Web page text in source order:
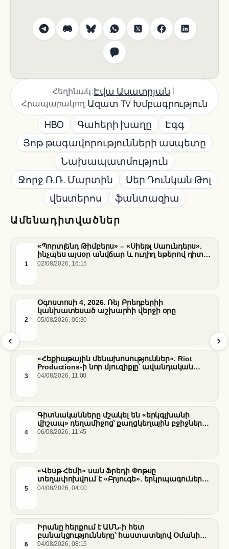
Ամենադիտվածներ
1
«Պորտլենդ Թիմբերս» – «Սիեթլ Սաունդերս».
ինչպես այսօր անվճար և ուղիղ եթերով դիտել
հանդիպումը
02/08/2026, 16:15
2
Օգոստոսի 4, 2026. Ռեյ Բրեդբերիի
կանխատեսած աշխարհի վերջի օրը
05/08/2026, 06:30
3
«Հեքիաթային մենախոսություններ». Riot
Productions-ի նոր մյուզիքլը՝ ավանդական
պատմությունների նոր վերաիմաստավորում
04/08/2026, 11:00
4
Գիտնականները մշակել են «երկգլխանի
վիշապ» դեղամիջոց՝ քաղցկեղային բջիջները
սովամահ անելու համար
06/08/2026, 11:45
5
«Վեսթ Հեմի» սան Ֆրեդի Փոթսը
տեղափոխվում է «Բրյուգե». երկրպագուների
դժգոհությունը և ակումբի ռազմավարությունը
04/08/2026, 04:00
6
Իրանը հերքում է ԱՄՆ-ի հետ
բանակցությունները՝ հաստատելով Օմանի
միջնորդությամբ քննարկումները Հորմուզի
04/08/2026, 08:15
Հեղինակ:Էվա Ասատրյան |
Հրապարակող:Ազատ TV Խմբագրություն
HBO Գահերի խաղը
Էգգ
Յոթ թագավորությունների ասպետը
Նախապատմություն
Ջորջ Ռ.Ռ. Մարտին
Սեր Դունկան Թոլ
վեստերոս
ֆանտազիա